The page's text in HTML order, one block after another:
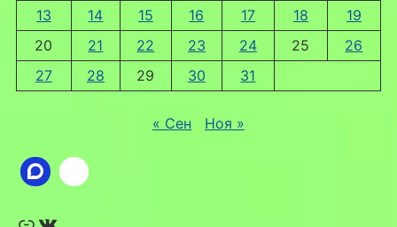
13
14 15 16 17 18
19
20
21 22 23 24 25
26
27
28 29 30 31
« Сен Ноя »
Ссылка